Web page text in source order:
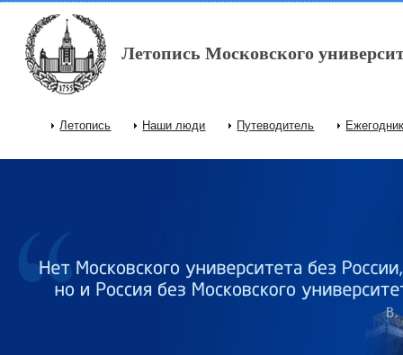
Перейти к основному содержанию
Летопись Московского
Главное меню
Летопись Наши люди Путеводитель